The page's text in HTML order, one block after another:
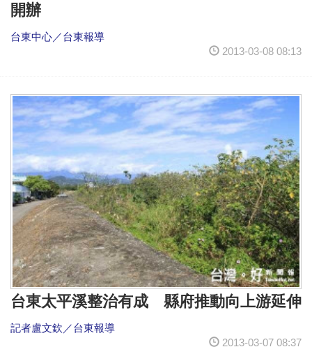
開辦
台東中心／台東報導
2013-03-08 08:13
台東太平溪整治有成 縣府推動向上游延伸
記者盧文欽／台東報導
2013-03-07 08:37